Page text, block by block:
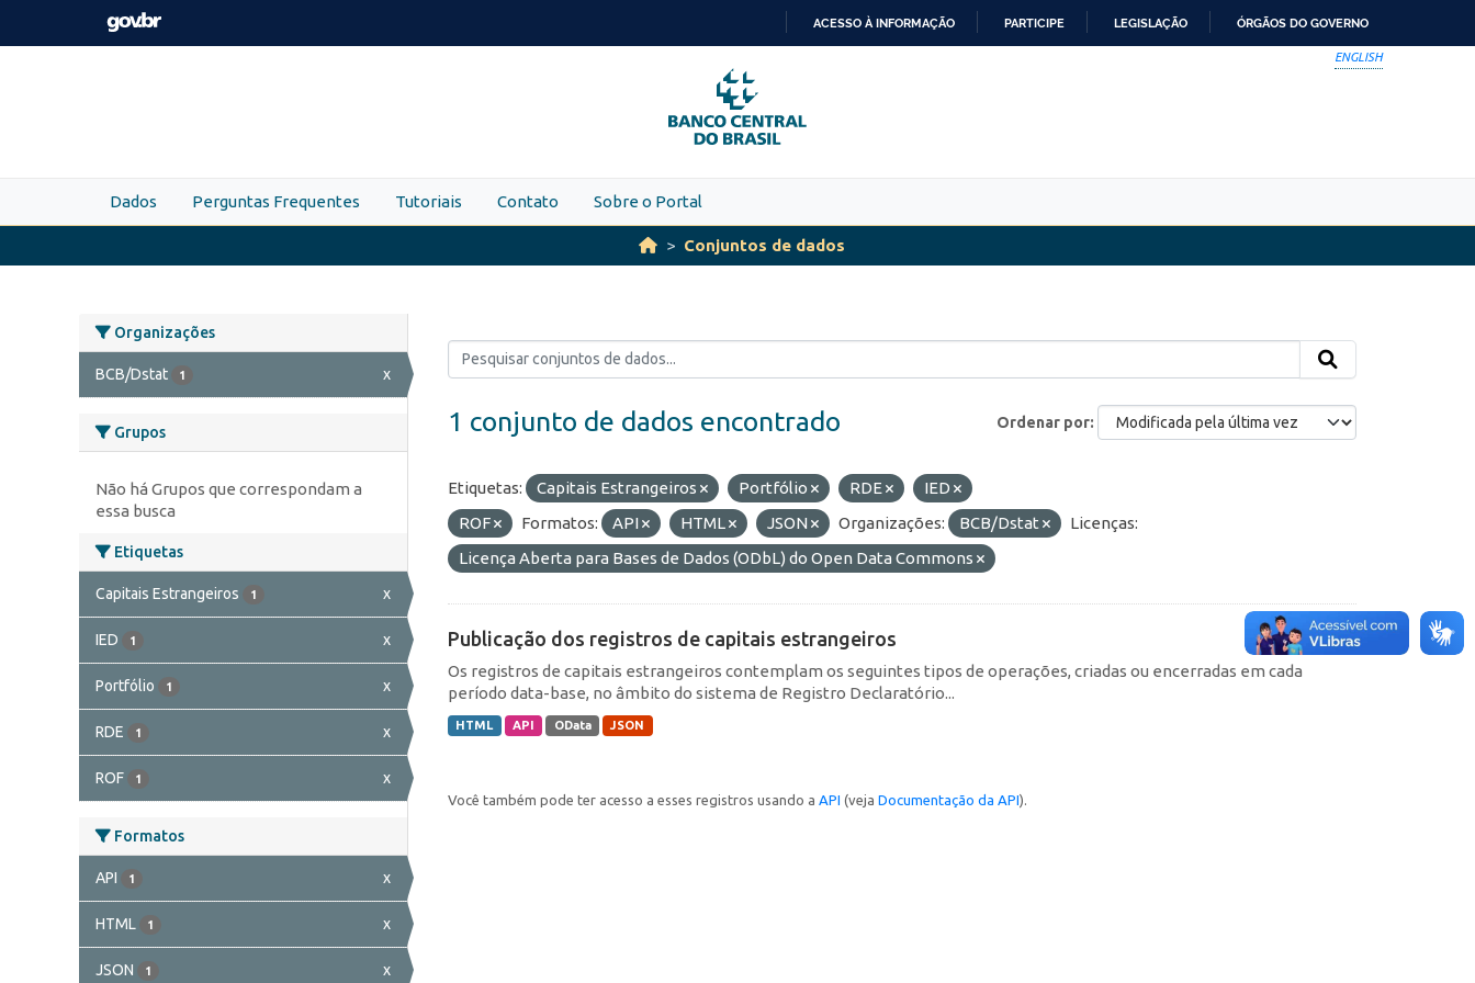
Skip to main content
PARA
O
CONTEÚDO
ACESSO À INFORMAÇÃO PARTICIPE LEGISLAÇÃO ÓRGÃOS DO GOVERNO
ENGLISH
Dados Perguntas Frequentes Tutoriais Contato Sobre o Portal
Conjuntos de dados
Organizações
BCB/Dstat 1 x
Grupos
Não há Grupos que correspondam a
essa busca
Etiquetas
Capitais Estrangeiros 1 x
IED 1 x
Portfólio 1 x
RDE 1 x
ROF 1 x
Formatos
API 1 x
HTML 1 x
JSON 1 x
Ordenar por
1 conjunto de dados encontrado
Etiquetas: Capitais Estrangeiros Portfólio RDE
IED
ROF
Formatos: API HTML JSON Organizações: BCB/Dstat
Licenças:
Licença Aberta para Bases de Dados (ODbL) do Open Data Commons
Publicação dos registros de capitais estrangeiros
Os registros de capitais estrangeiros contemplam os seguintes tipos de operações, criadas ou encerradas em cada
período data-base, no âmbito do sistema de Registro Declaratório...
HTML API OData JSON
Você também pode ter acesso a esses registros usando a API (veja Documentação da API).